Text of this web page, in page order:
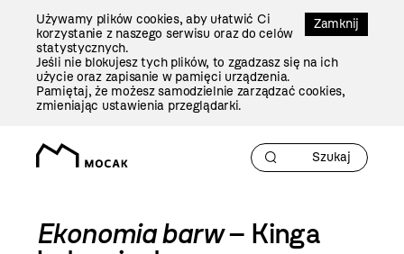
Zamknij
Używamy plików cookies, aby ułatwić Ci
korzystanie z naszego serwisu oraz do celów
statystycznych.
Jeśli nie blokujesz tych plików, to zgadzasz się na ich
użycie oraz zapisanie w pamięci urządzenia.
Pamiętaj, że możesz samodzielnie zarządzać cookies,
zmieniając ustawienia przeglądarki.
Ekonomia barw– Kinga